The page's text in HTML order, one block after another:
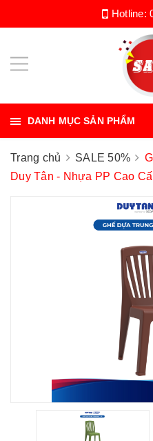
Hotline:
DANH MỤC SẢN PHẨM
Trang chủ SALE 50%
Duy Tân - Nhựa PP Cao